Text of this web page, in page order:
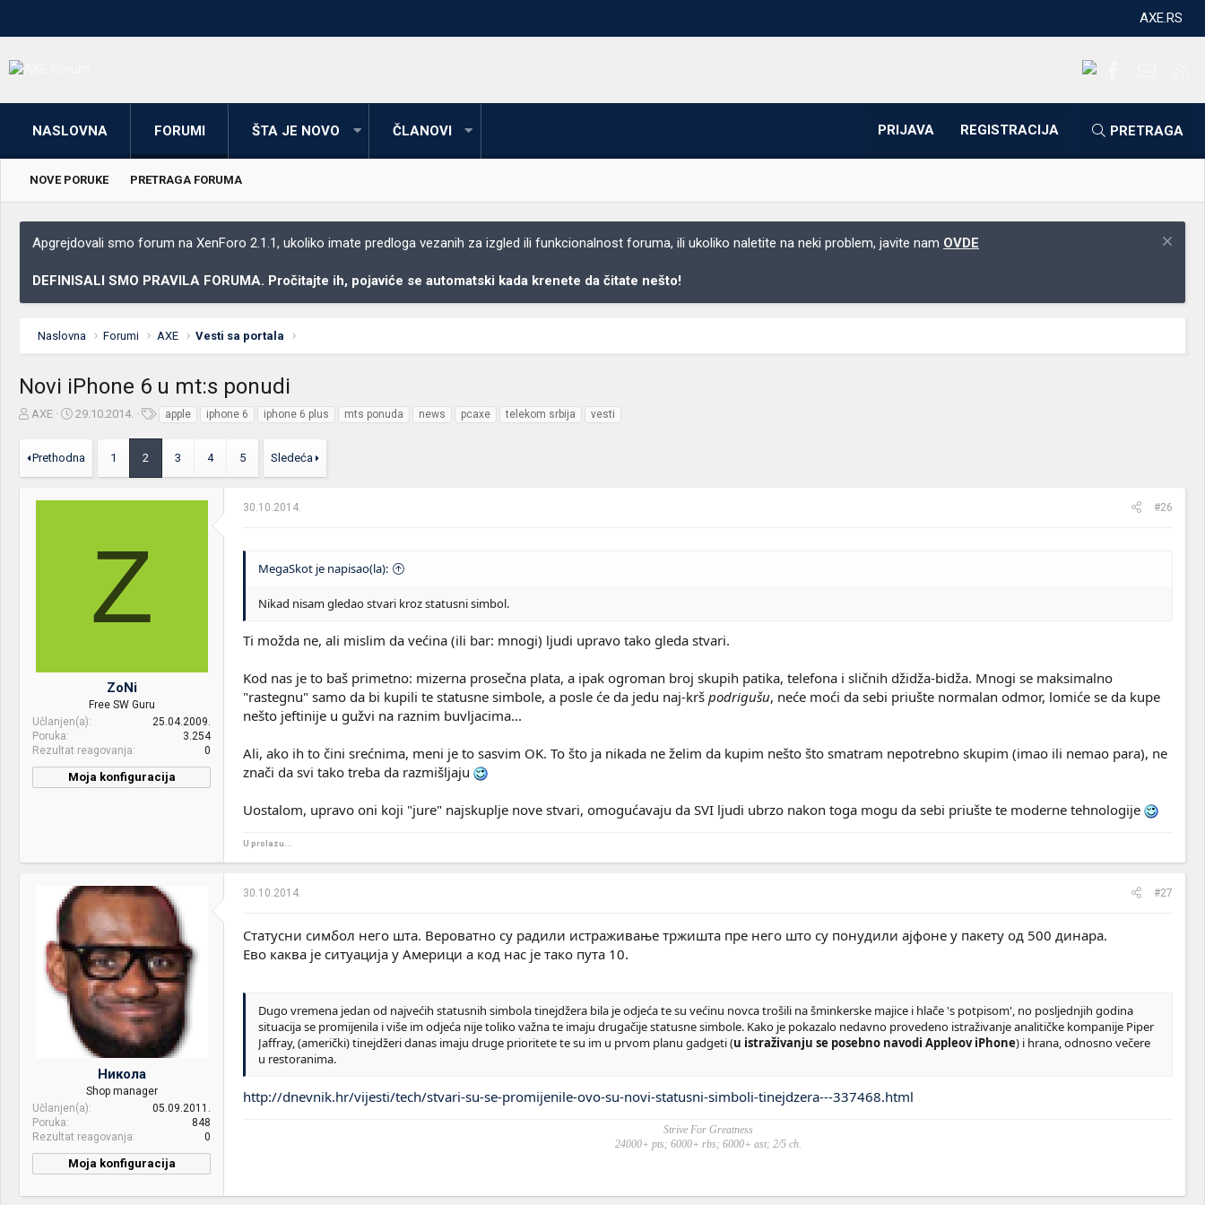
AXE.RS
NASLOVNA FORUMI ŠTA JE NOVO ČLANOVI PRIJAVA REGISTRACIJA PRETRAGA
NOVE PORUKE PRETRAGA FORUMA
Apgrejdovali smo forum na XenForo 2.1.1, ukoliko imate predloga vezanih za izgled ili funkcionalnost foruma, ili ukoliko naletite na neki problem, javite nam OVDE
DEFINISALI SMO PRAVILA FORUMA. Pročitajte ih, pojaviće se automatski kada krenete da čitate nešto!
Naslovna Forumi AXE Vesti sa portala
Novi iPhone 6 u mt:s ponudi
Z
e
t
AXE
D
u
m
29.10.2014.
k
apple iphone 6 iphone 6 plus mts ponuda news pcaxe telekom srbija vesti
Prethodna 1 2 3 4 5 Sledeća
Z
ZoNi
Free SW Guru
Učlanjen(a)
25.04.2009.
Poruka
3.254
Rezultat reagovanja
0
Moja konfiguracija
30.10.2014. #26
MegaSkot je napisao(la):
Nikad nisam gledao stvari kroz statusni simbol.
Ti možda ne, ali mislim da većina (ili bar: mnogi) ljudi upravo tako gleda stvari.
Kod nas je to baš primetno: mizerna prosečna plata, a ipak ogroman broj skupih patika, telefona i sličnih džidža-bidža. Mnogi se maksimalno
"rastegnu" samo da bi kupili te statusne simbole, a posle će da jedu naj-krš podrigušu, neće moći da sebi priušte normalan odmor, lomiće se da kupe
nešto jeftinije u gužvi na raznim buvljacima...
Ali, ako ih to čini srećnima, meni je to sasvim OK. To što ja nikada ne želim da kupim nešto što smatram nepotrebno skupim (imao ili nemao para), ne
znači da svi tako treba da razmišljaju
Uostalom, upravo oni koji "jure" najskuplje nove stvari, omogućavaju da SVI ljudi ubrzo nakon toga mogu da sebi priušte te moderne tehnologije
U prolazu...
Никола
Shop manager
Učlanjen(a)
05.09.2011.
Poruka
848
Rezultat reagovanja
0
Moja konfiguracija
30.10.2014. #27
Статусни симбол него шта. Вероватно су радили истраживање тржишта пре него што су понудили ајфоне у пакету од 500 динара.
Ево каква је ситуација у Америци а код нас је тако пута 10.
Dugo vremena jedan od najvećih statusnih simbola tinejdžera bila je odjeća te su većinu novca trošili na šminkerske majice i hlače 's potpisom', no posljednjih godina
situacija se promijenila i više im odjeća nije toliko važna te imaju drugačije statusne simbole. Kako je pokazalo nedavno provedeno istraživanje analitičke kompanije Piper
Jaffray, (američki) tinejdžeri danas imaju druge prioritete te su im u prvom planu gadgeti (u istraživanju se posebno navodi Appleov iPhone) i hrana, odnosno večere
u restoranima.
http://dnevnik.hr/vijesti/tech/stvari-su-se-promijenile-ovo-su-novi-statusni-simboli-tinejdzera---337468.html
Strive For Greatness
24000+ pts; 6000+ rbs; 6000+ ast; 2/5 ch.